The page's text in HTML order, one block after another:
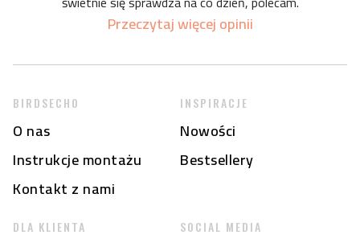
Przeczytaj więcej opinii
BIRDSECHO
O nas
Instrukcje montażu
Kontakt z nami
DLA KLIENTA
INSPIRACJE
Nowości
Bestsellery
SOCIAL MEDIA